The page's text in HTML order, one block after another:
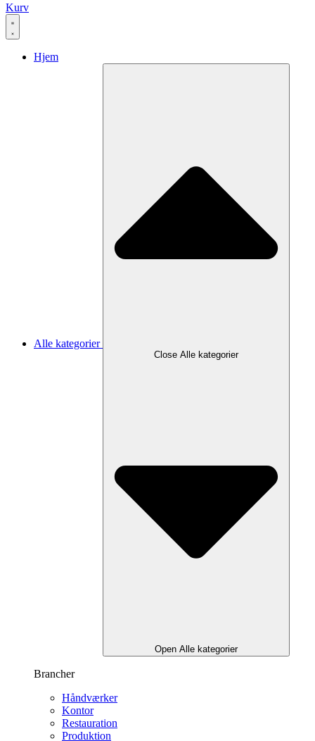
Kurv
Hjem
Alle kategorier
Close Alle kategorier
Open Alle kategorier
Brancher
Håndværker
Kontor
Restauration
Produktion